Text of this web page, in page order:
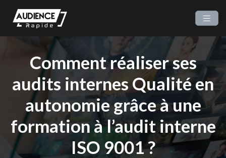
Comment réaliser ses
audits internes Qualité en
autonomie grâce à une
formation à l’audit interne
ISO 9001 ?